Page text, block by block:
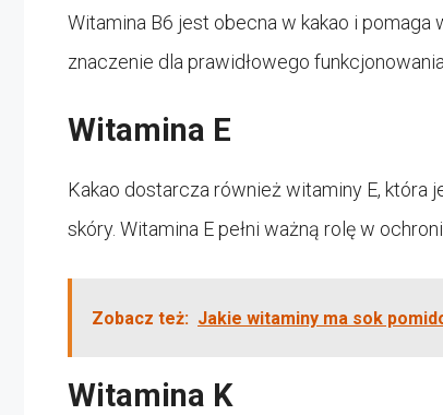
Witamina B6 jest obecna w kakao i
znaczenie dla prawidłowego
Witamina E
Kakao dostarcza również witaminy E,
skóry. Witamina E pełni ważną rolę w
Zobacz też: Jakie witaminy ma sok
Witamina K